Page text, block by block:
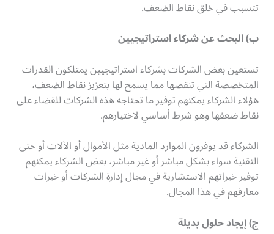
تتسبب في خلق نقاط الضعف.
ب) البحث عن شركاء استراتيجيين
تستعين بعض الشركات بشركاء استراتيجيين يمتلكون القدرات
المتخصصة التي تنقصها مما يسمح لها بتعزيز نقاط الضعف،
هؤلاء الشركاء يمكنهم توفير ما تحتاجه هذه الشركات للقضاء على
نقاط ضعفها وهو شرط أساسي لاختيارهم.
الشركاء قد يوفرون الموارد المادية مثل الأموال أو الآلات أو حتى
التقنية سواء بشكل مباشر أو غير مباشر، بعض الشركاء يمكنهم
توفير خبراتهم الاستشارية في مجال إدارة الشركات أو خبرات
معارفهم في هذا المجال.
ج) إيجاد حلول بديلة